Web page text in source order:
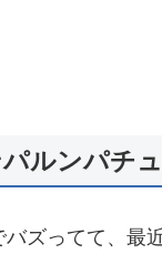
ルンパチ
バズってて、最